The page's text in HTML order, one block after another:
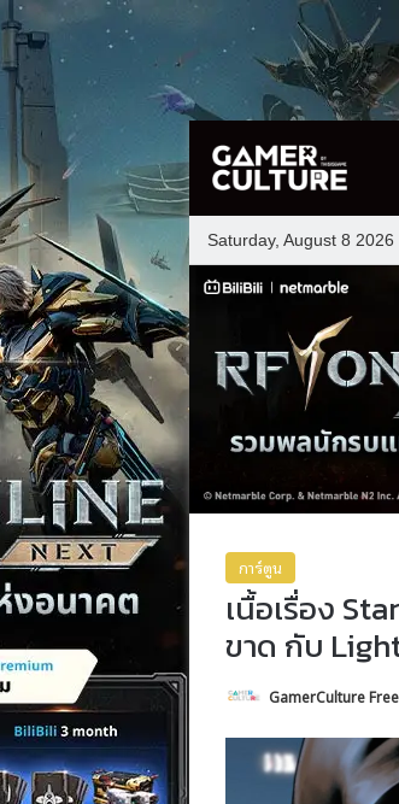
Saturday, August 8 2026
การ์ตูน
เนื้อเรื่อง
ขาด กับ
GamerCulture